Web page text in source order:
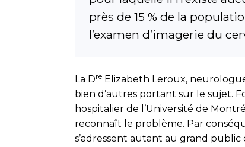
près de 15 % de la
l’examen d’imagerie du
La Dre Elizabeth Leroux,
bien d’autres portant sur le sujet.
hospitalier de l’Université de
reconnaît le problème. Par
s’adressent autant au grand public